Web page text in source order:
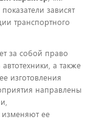
зависят
транспортного
за собой право
а также
изготовления
направлены
изменяют ее